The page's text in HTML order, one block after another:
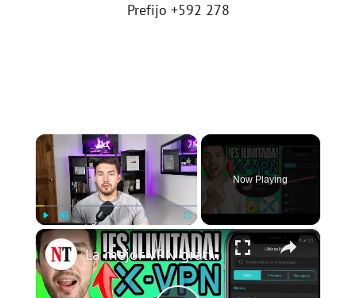
Prefijo +592 278
×
Play Unmute Fullscreen
Now Playing
×
La mejor VPN gratuita de 2026: Datos ilimitados y segura (Análisis de X-VPN)